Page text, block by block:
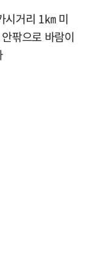
시거리 1㎞ 미
팎으로 바람이